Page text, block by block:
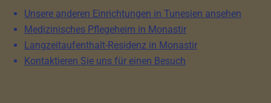
Unsere anderen Einrichtungen in Tunesien ansehen
Medizinisches Pflegeheim in Monastir
Langzeitaufenthalt-Residenz in Monastir
Kontaktieren Sie uns für einen Besuch